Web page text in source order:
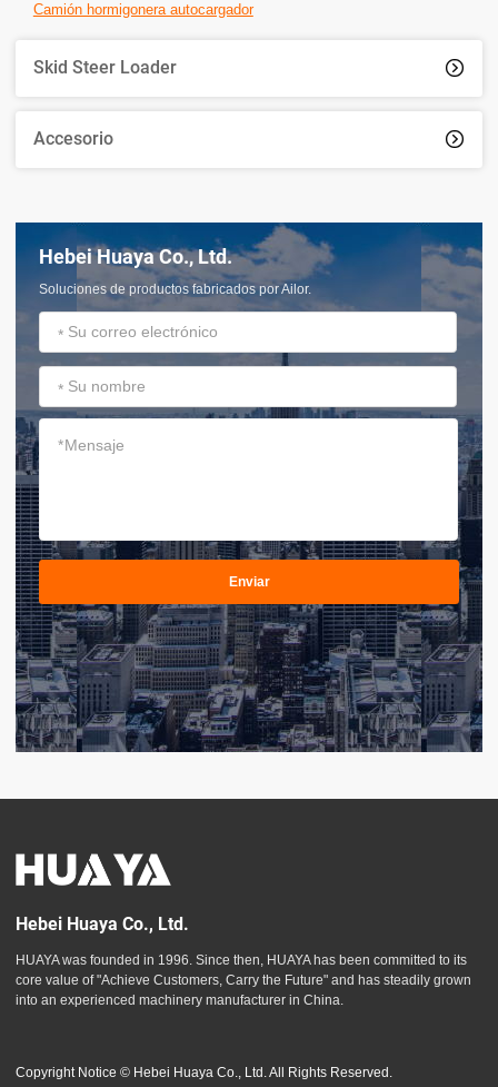
Camión hormigonera autocargador
Skid Steer Loader 
Accesorio 
Hebei Huaya Co., Ltd.
Soluciones de productos fabricados por Ailor.
*
*
*
Enviar
Hebei Huaya Co., Ltd.
HUAYA was founded in 1996. Since then, HUAYA has been committed to its
core value of "Achieve Customers, Carry the Future" and has steadily grown
into an experienced machinery manufacturer in China.
Copyright Notice © Hebei Huaya Co., Ltd. All Rights Reserved.